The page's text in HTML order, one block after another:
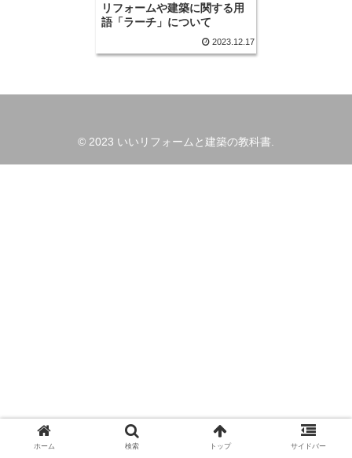
リフォームや建築に関する用
語「ラーチ」について
2023.12.17
© 2023 いいリフォームと建築の教科書.
ホーム 検索 トップ サイドバー